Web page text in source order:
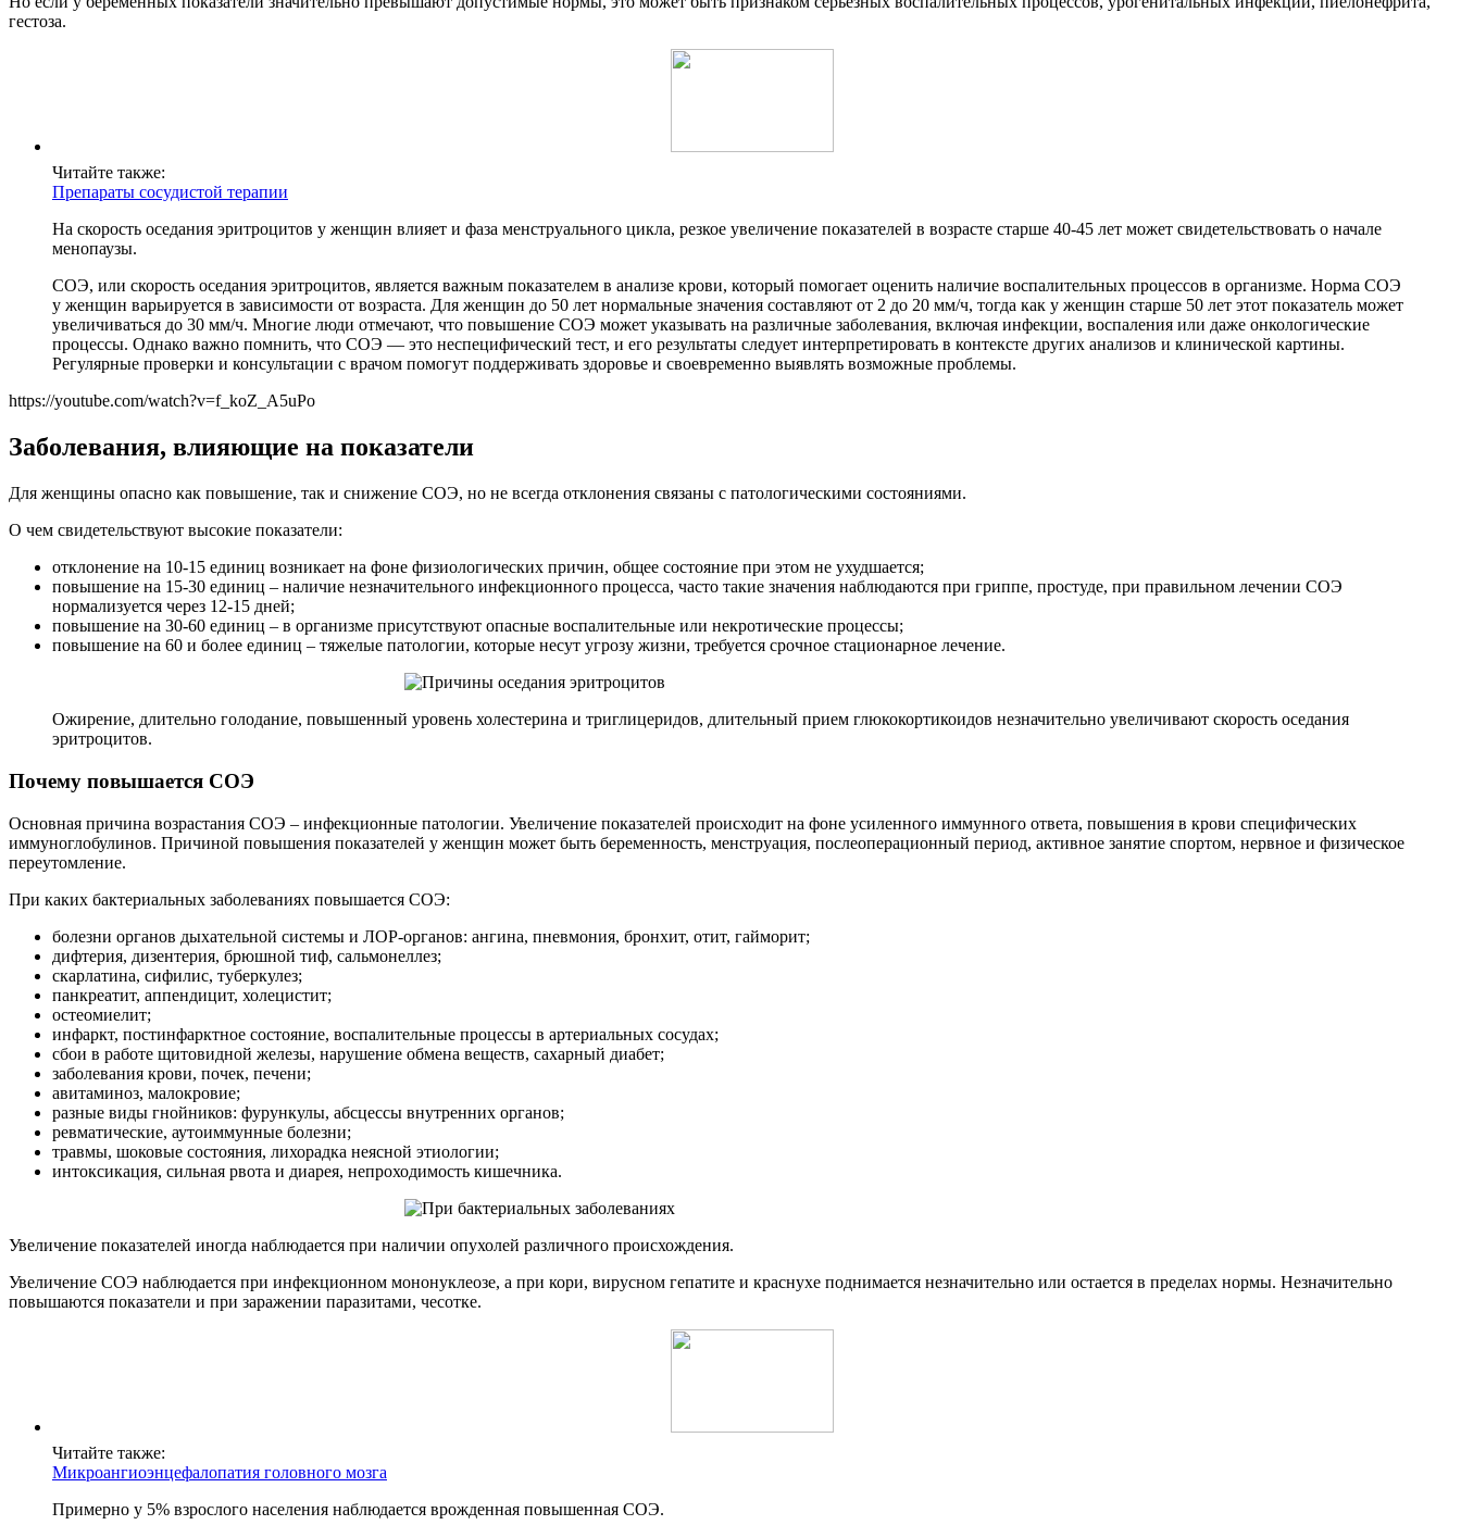
гестоза.
Читайте также:
Препараты сосудистой терапии
На скорость оседания эритроцитов у женщин влияет и фаза менструального цикла, резкое увеличение показателей в возрасте старше 40-45 лет может свидетельствовать о начале
менопаузы.
СОЭ, или скорость оседания эритроцитов, является важным показателем в анализе крови, который помогает оценить наличие воспалительных процессов в организме. Норма СОЭ
у женщин варьируется в зависимости от возраста. Для женщин до 50 лет нормальные значения составляют от 2 до 20 мм/ч, тогда как у женщин старше 50 лет этот показатель может
увеличиваться до 30 мм/ч. Многие люди отмечают, что повышение СОЭ может указывать на различные заболевания, включая инфекции, воспаления или даже онкологические
процессы. Однако важно помнить, что СОЭ — это неспецифический тест, и его результаты следует интерпретировать в контексте других анализов и клинической картины.
Регулярные проверки и консультации с врачом помогут поддерживать здоровье и своевременно выявлять возможные проблемы.
https://youtube.com/watch?v=f_koZ_A5uPo
Заболевания, влияющие на показатели
Для женщины опасно как повышение, так и снижение СОЭ, но не всегда отклонения связаны с патологическими состояниями.
О чем свидетельствуют высокие показатели:
отклонение на 10-15 единиц возникает на фоне физиологических причин, общее состояние при этом не ухудшается;
повышение на 15-30 единиц – наличие незначительного инфекционного процесса, часто такие значения наблюдаются при гриппе, простуде, при правильном лечении СОЭ
нормализуется через 12-15 дней;
повышение на 30-60 единиц – в организме присутствуют опасные воспалительные или некротические процессы;
повышение на 60 и более единиц – тяжелые патологии, которые несут угрозу жизни, требуется срочное стационарное лечение.
Ожирение, длительно голодание, повышенный уровень холестерина и триглицеридов, длительный прием глюкокортикоидов незначительно увеличивают скорость оседания
эритроцитов.
Почему повышается СОЭ
Основная причина возрастания СОЭ – инфекционные патологии. Увеличение показателей происходит на фоне усиленного иммунного ответа, повышения в крови специфических
иммуноглобулинов. Причиной повышения показателей у женщин может быть беременность, менструация, послеоперационный период, активное занятие спортом, нервное и физическое
переутомление.
При каких бактериальных заболеваниях повышается СОЭ:
болезни органов дыхательной системы и ЛОР-органов: ангина, пневмония, бронхит, отит, гайморит;
дифтерия, дизентерия, брюшной тиф, сальмонеллез;
скарлатина, сифилис, туберкулез;
панкреатит, аппендицит, холецистит;
остеомиелит;
инфаркт, постинфарктное состояние, воспалительные процессы в артериальных сосудах;
сбои в работе щитовидной железы, нарушение обмена веществ, сахарный диабет;
заболевания крови, почек, печени;
авитаминоз, малокровие;
разные виды гнойников: фурункулы, абсцессы внутренних органов;
ревматические, аутоиммунные болезни;
травмы, шоковые состояния, лихорадка неясной этиологии;
интоксикация, сильная рвота и диарея, непроходимость кишечника.
Увеличение показателей иногда наблюдается при наличии опухолей различного происхождения.
Увеличение СОЭ наблюдается при инфекционном мононуклеозе, а при кори, вирусном гепатите и краснухе поднимается незначительно или остается в пределах нормы. Незначительно
повышаются показатели и при заражении паразитами, чесотке.
Читайте также:
Микроангиоэнцефалопатия головного мозга
Примерно у 5% взрослого населения наблюдается врожденная повышенная СОЭ.